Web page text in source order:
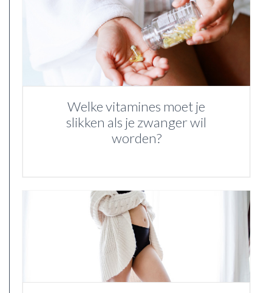
Welke vitamines moet je
slikken als je zwanger wil
worden?